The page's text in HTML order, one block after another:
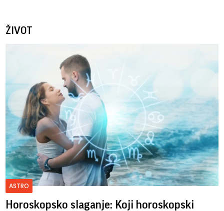
ŽIVOT
ASTRO
Horoskopsko slaganje: Koji horoskopski